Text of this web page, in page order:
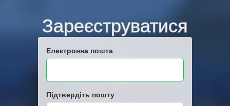
Зареєструватися
Електронна пошта
Підтвердіть пошту